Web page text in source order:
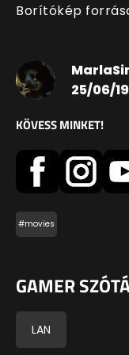
Borítókép
25/06/19
KÖVESS MINKET!
#movies
GAMER
LAN